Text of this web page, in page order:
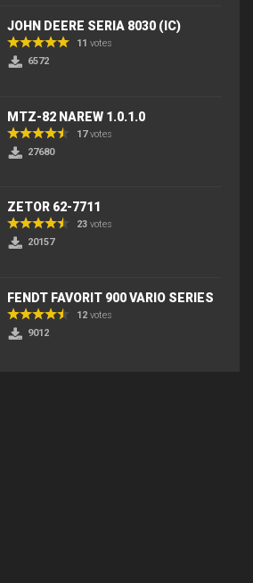
JOHN DEERE SERIA 8030 (IC)
11 votes
6572
MTZ-82 NAREW 1.0.1.0
17votes
27680
ZETOR 62-7711
23 votes
20157
FENDT FAVORIT 900 VARIO SERIES
12 votes
9012